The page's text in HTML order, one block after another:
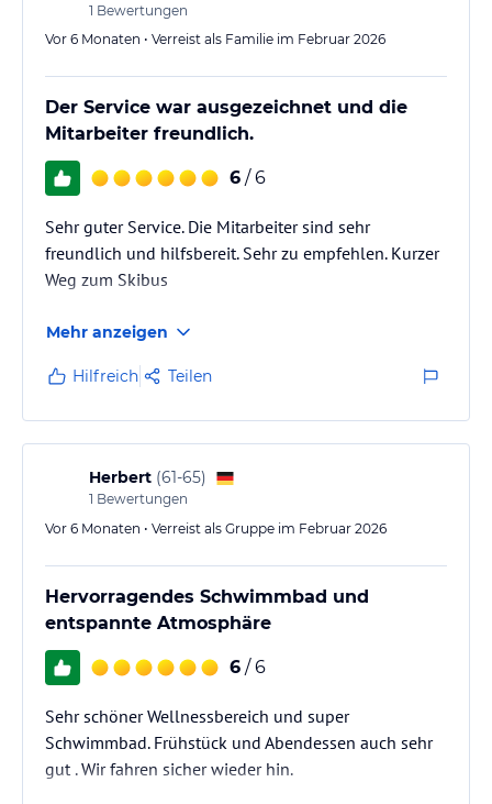
1 Bewertungen
Vor 6 Monaten • Verreist als Familie im Februar 2026
Der Service war ausgezeichnet und die
Mitarbeiter freundlich.
6 / 6
Sehr guter Service. Die Mitarbeiter sind sehr
freundlich und hilfsbereit. Sehr zu empfehlen. Kurzer
Weg zum Skibus
Mehr anzeigen
Hilfreich Teilen
Herbert (61-65)
1 Bewertungen
Vor 6 Monaten • Verreist als Gruppe im Februar 2026
Hervorragendes Schwimmbad und
entspannte Atmosphäre
6 / 6
Sehr schöner Wellnessbereich und super
Schwimmbad. Frühstück und Abendessen auch sehr
gut . Wir fahren sicher wieder hin.